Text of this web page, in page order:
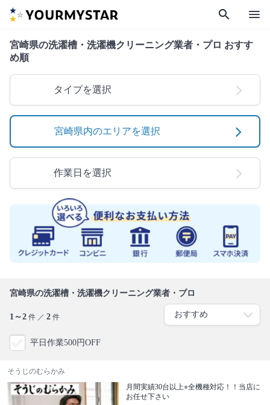
search menu
宮崎県の洗濯槽・洗濯機クリーニング業者・プロ おすす
め順
タイプを選択
宮崎県内のエリアを選択
作業日を選択
宮崎県の洗濯槽・洗濯機クリーニング業者・プロ
1～2 件 ／ 2 件
平日作業500円OFF
そうじのむらかみ
月間実績30台以上⭐︎全機種対応！！当店に
お任せ下さい